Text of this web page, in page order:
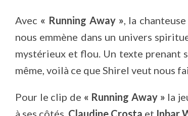
Avec « Running Away », la
nous emmène dans un univers
mystérieux et flou. Un texte prenant
même, voilà ce que Shirel veut nous
Pour le clip de « Running Away » la
à ses côtés, Claudine Crosta et Inbar